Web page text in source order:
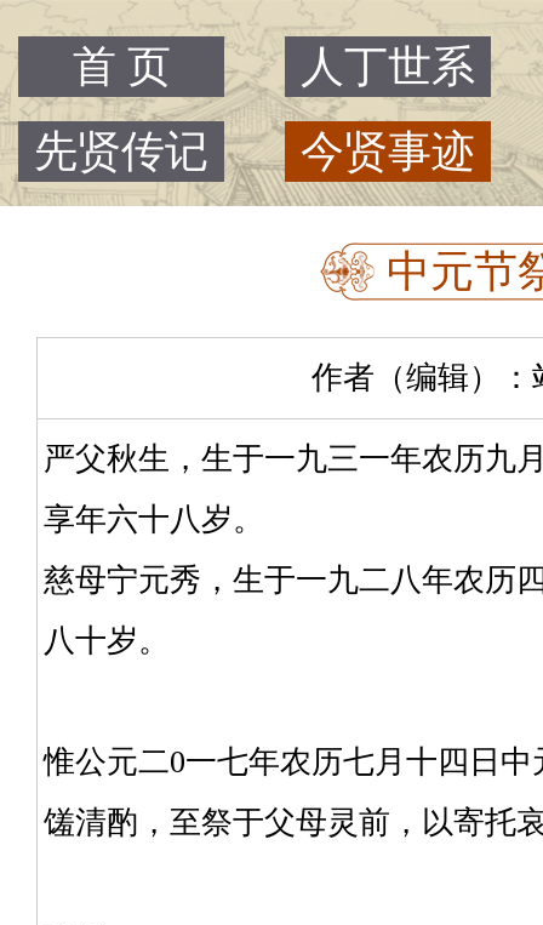
首 页
人丁世系
先贤传记
今贤事迹
中元节
作者（编辑）：
严父秋生，生于一九三一年农历九
享年六十八岁。
慈母宁元秀，生于一九二八年农历
八十岁。
惟公元二0一七年农历七月十四日
馐清酌，至祭于父母灵前，以寄托